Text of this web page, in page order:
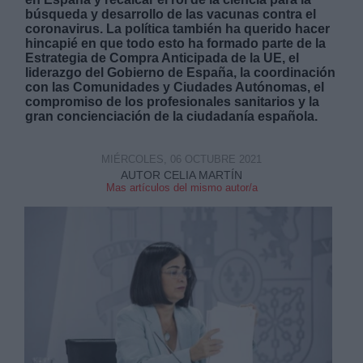
búsqueda y desarrollo de las vacunas contra el
coronavirus. La política también ha querido hacer
hincapié en que todo esto ha formado parte de la
Estrategia de Compra Anticipada de la UE, el
liderazgo del Gobierno de España, la coordinación
con las Comunidades y Ciudades Autónomas, el
compromiso de los profesionales sanitarios y la
gran concienciación de la ciudadanía española.
AUTOR CELIA MARTÍN
Mas artículos del mismo autor/a
MIÉRCOLES, 06 OCTUBRE 2021
Derechos:
Información adicional